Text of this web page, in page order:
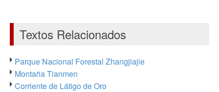
Textos Relacionados
Parque Nacional Forestal Zhangjiajie
Montaña Tianmen
Corriente de Látigo de Oro